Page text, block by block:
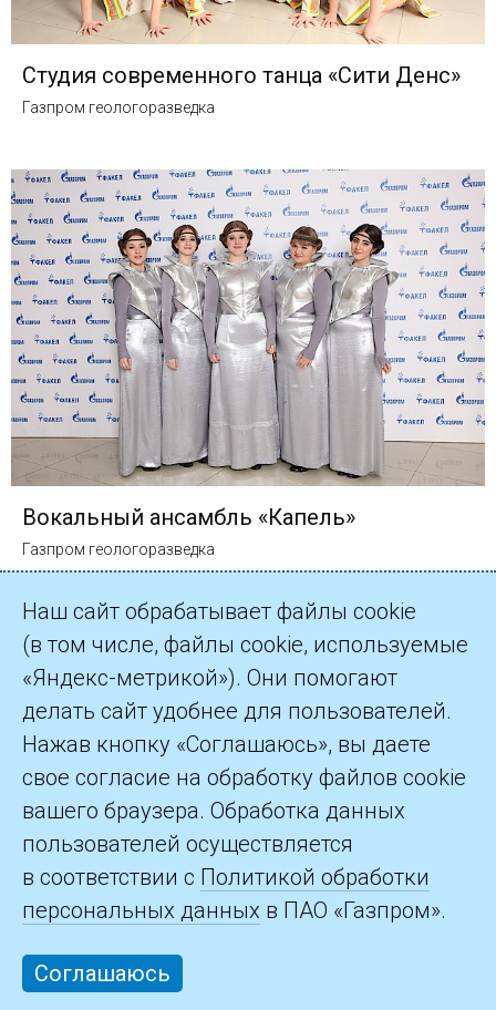
Студия современного танца «Сити Денс»
Газпром геологоразведка
Вокальный ансамбль «Капель»
Газпром геологоразведка
©2026 ПАО «Газпром»
Контакты
Наш сайт обрабатывает файлы cookie
(в том числе, файлы cookie, используемые
«Яндекс-метрикой»). Они помогают
делать сайт удобнее для пользователей.
Нажав кнопку «Соглашаюсь», вы даете
свое согласие на обработку файлов cookie
вашего браузера. Обработка данных
пользователей осуществляется
в соответствии с Политикой обработки
персональных данных в ПАО «Газпром».
Соглашаюсь